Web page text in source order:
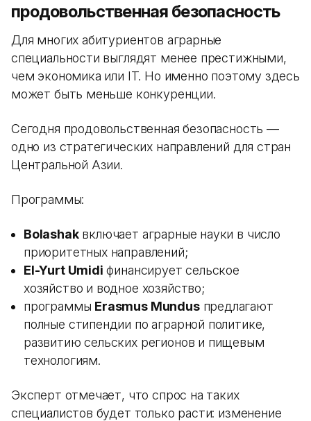
продовольственная безопасность
Для многих абитуриентов аграрные
специальности выглядят менее престижными,
чем экономика или IT. Но именно поэтому здесь
может быть меньше конкуренции.
Сегодня продовольственная безопасность —
одно из стратегических направлений для стран
Центральной Азии.
Программы:
Bolashakвключает аграрные науки в число
приоритетных направлений;
El-Yurt Umidi финансирует сельское
хозяйство и водное хозяйство;
программы Erasmus Mundusпредлагают
полные стипендии по аграрной политике,
развитию сельских регионов и пищевым
технологиям.
Эксперт отмечает, что спрос на таких
специалистов будет только расти: изменение